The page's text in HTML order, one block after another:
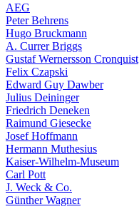
AEG
Peter Behrens
Hugo Bruckmann
A. Currer Briggs
Gustaf Wernersson Cronquist
Felix Czapski
Edward Guy Dawber
Julius Deininger
Friedrich Deneken
Raimund Giesecke
Josef Hoffmann
Hermann Muthesius
Kaiser-Wilhelm-Museum
Carl Pott
J. Weck & Co.
Günther Wagner